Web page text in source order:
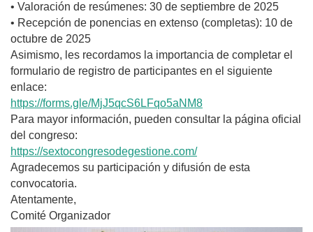
• Valoración de resúmenes: 30 de septiembre de 2025
• Recepción de ponencias en extenso (completas): 10 de
octubre de 2025
Asimismo, les recordamos la importancia de completar el
formulario de registro de participantes en el siguiente
enlace:
https://forms.gle/MjJ5qcS6LFqo5aNM8
Para mayor información, pueden consultar la página oficial
del congreso:
https://sextocongresodegestione.com/
Agradecemos su participación y difusión de esta
convocatoria.
Atentamente,
Comité Organizador